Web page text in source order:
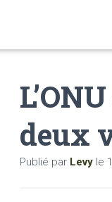
deux
Publié par Levy le